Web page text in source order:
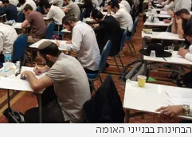
הבחינות בבנייני האומה